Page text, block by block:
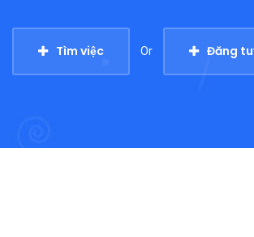
Tìm việc Or Đăng